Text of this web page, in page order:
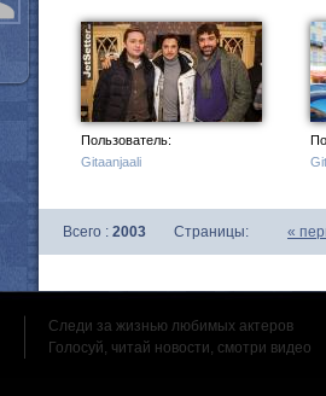
Пользователь:
Gitaanjaali
Всего : 2003 Страницы: «
Следи за жизнью любимых актеров
Голосуй, читай новости, смотри видео